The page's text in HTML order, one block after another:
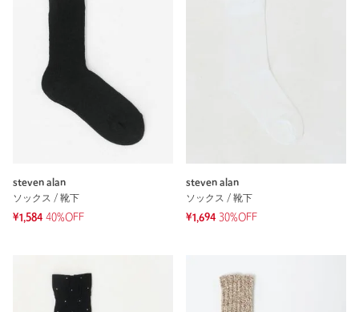
steven alan
ソックス / 靴下
¥1,584 40%OFF
steven alan
ソックス / 靴下
¥1,694 30%OFF